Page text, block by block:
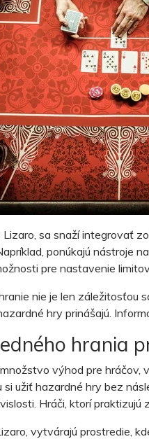
sa snaží integrovať
ponúkajú nástroje
pre nastavenie
nie je len
hry prinášajú.
hrania
výhod pre hráčov,
si užiť hazardné hry bez
Hráči, ktorí praktizujú
vytvárajú prostredie,